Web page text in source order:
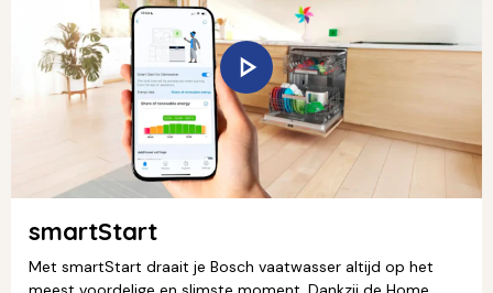
smartStart
Met smartStart draait je Bosch vaatwasser altijd op het